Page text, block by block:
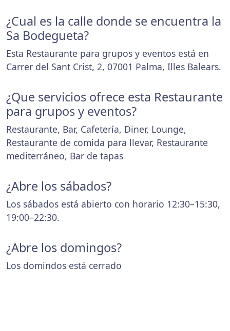
¿Cual es la calle donde se encuentra la
Sa Bodegueta?
Esta Restaurante para grupos y eventos está en
Carrer del Sant Crist, 2, 07001 Palma, Illes Balears.
¿Que servicios ofrece esta Restaurante
para grupos y eventos?
Restaurante, Bar, Cafetería, Diner, Lounge,
Restaurante de comida para llevar, Restaurante
mediterráneo, Bar de tapas
¿Abre los sábados?
Los sábados está abierto con horario 12:30–15:30,
19:00–22:30.
¿Abre los domingos?
Los domindos está cerrado